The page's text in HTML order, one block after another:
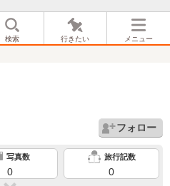
検索 行きたい メニュー
フォロー
写真数
0
旅行記数
0